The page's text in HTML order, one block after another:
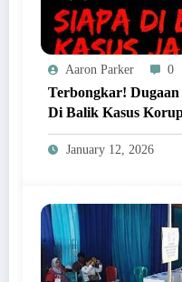
Aaron Parker 0
Terbongkar! Dugaan
Di Balik Kasus
Aceh Tengah!
January 12, 2026